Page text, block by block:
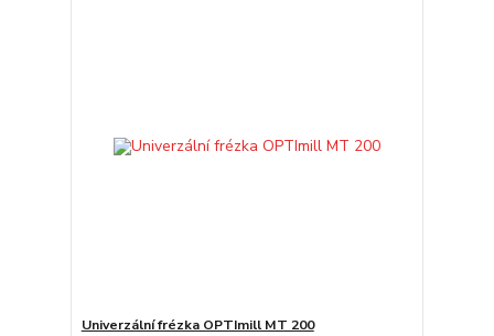
Univerzální frézka OPTImill MT 200